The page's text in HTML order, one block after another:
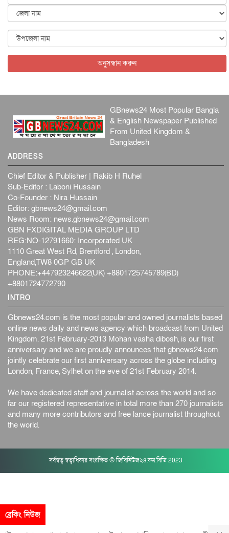
কেনিয়ায় ১৫ হাতির রহস্যজনক মৃত্যু, সন্দেহের মুখে কীটনাশকের
আন্তর্জাতিক ৫ আগস্ট, ২০২৬
অনুসন্ধান করুন
GBnews24 Most Popular Bangla
& English Newspaper Published
From United Kingdom &
Bangladesh
ADDRESS
Chief Editor & Publisher | Rakib H Ruhel
Sub-Editor : Laboni Hussain
Co-Founder : Nira Hussain
Editor: gbnews24@gmail.com
News Room: news.gbnews24@gmail.com
GBN FXDIGITAL MEDIA GROUP LTD
REG:NO-12791660: Incorporated UK
1110 Great West Rd, Brentford , London,
England,TW8 0GP GB UK
PHONE:+447923246622(UK) +8801725745789(BD)
+8801724772790
INTRO
Gbnews24.com is the most popular and owned journalists based
online news daily and news agency which broadcast from United
Kingdom. 21st February-2013 Mohan vasha dibosh, is our first
anniversary and we are proudly announces that gbnews24.com
jointly celebrate our first anniversary across the globe including
London, France, Sylhet on the eve of 21st February 2014.
We have dedicated staff and journalist across the world and so
far our registered representative in total more than 270 journalists
and many more contributors and free lance journalist throughout
the world.
সর্বস্বত্ব স্বত্বাধিকার সংরক্ষিত © জিবিনিউজ২৪.কম.বিডি 2023
ব্রেকিং নিউজ